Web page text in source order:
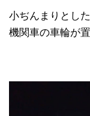
小ぢんまりとし
機関車の車輪が